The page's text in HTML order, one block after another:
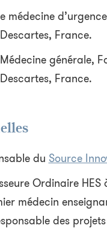
médecine
France.
générale,
France.
du Source
Ordinaire
médecin
des